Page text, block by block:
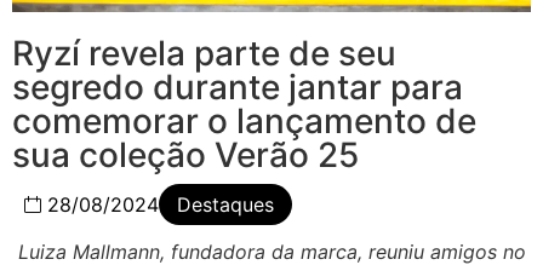
Ryzí revela parte de seu
segredo durante jantar para
comemorar o lançamento de
sua coleção Verão 25
28/08/2024
Destaques
Luiza Mallmann, fundadora da marca, reuniu amigos no